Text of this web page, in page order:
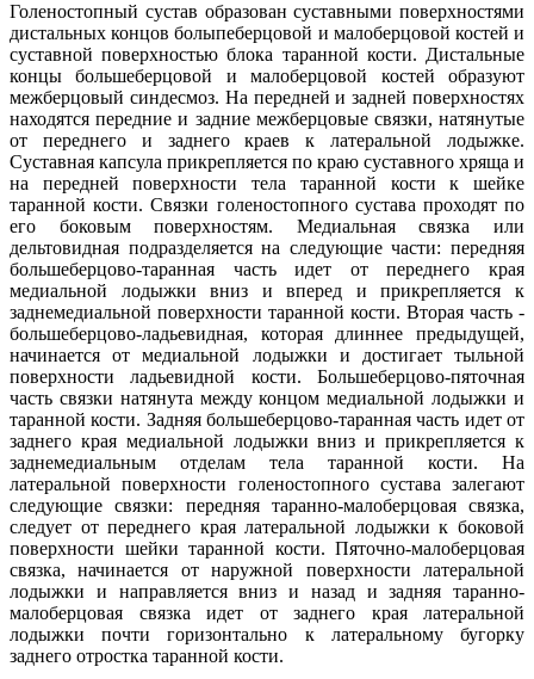
Голеностопный сустав образован суставными поверхностями
дистальных концов болыпеберцовой и малоберцовой костей и
суставной поверхностью блока таранной кости. Дистальные
концы большеберцовой и малоберцовой костей образуют
межберцовый синдесмоз. На передней и задней поверхностях
находятся передние и задние межберцовые связки, натянутые
от переднего и заднего краев к латеральной лодыжке.
Суставная капсула прикрепляется по краю суставного хряща и
на передней поверхности тела таранной кости к шейке
таранной кости. Связки голеностопного сустава проходят по
его боковым поверхностям. Медиальная связка или
дельтовидная подразделяется на следующие части: передняя
большеберцово-таранная часть идет от переднего края
медиальной лодыжки вниз и вперед и прикрепляется к
заднемедиальной поверхности таранной кости. Вторая часть -
большеберцово-ладьевидная, которая длиннее предыдущей,
начинается от медиальной лодыжки и достигает тыльной
поверхности ладьевидной кости. Большеберцово-пяточная
часть связки натянута между концом медиальной лодыжки и
таранной кости. Задняя большеберцово-таранная часть идет от
заднего края медиальной лодыжки вниз и прикрепляется к
заднемедиальным отделам тела таранной кости. На
латеральной поверхности голеностопного сустава залегают
следующие связки: передняя таранно-малоберцовая связка,
следует от переднего края латеральной лодыжки к боковой
поверхности шейки таранной кости. Пяточно-малоберцовая
связка, начинается от наружной поверхности латеральной
лодыжки и направляется вниз и назад и задняя таранно-
малоберцовая связка идет от заднего края латеральной
лодыжки почти горизонтально к латеральному бугорку
заднего отростка таранной кости.